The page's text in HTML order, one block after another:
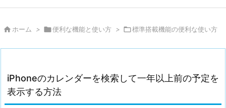
サイド
次へ
検索
 ホーム > 便利な機能と使い方 > 標準搭載機能の便利な使い方
iPhoneのカレンダーを検索して一年以上前の予定を
表示する方法